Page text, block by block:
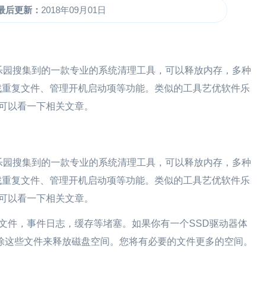
后更新： 2018年09月01日
搜集到的一款专业的系统清理工具，可以释放内存，多种
复文件、管理开机启动项等功能。类似的工具艺优软件乐
以看一下相关文章。
搜集到的一款专业的系统清理工具，可以释放内存，多种
复文件、管理开机启动项等功能。类似的工具艺优软件乐
以看一下相关文章。
件，事件日志，缓存等堵塞。如果你有一个SSD驱动器体
些文件来释放磁盘空间。您将有必要的文件更多的空间。